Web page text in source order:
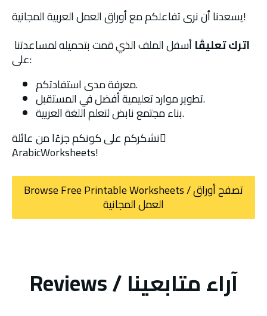
يسعدنا أن نرى تفاعلكم مع أوراق العمل العربية المجانية!
اترك تعليقًا
على:
معرفة مدى استفادتكم.
تطوير موارد تعليمية أفضل في المستقبل.
بناء مجتمع نابض لتعلم اللغة العربية.
نشكركم على كونكم جزءًا من عائلة
ِArabicWorksheets!
Browse Free Printable Worksheets / تصفح أوراق
العمل المجانية
Reviews / آراء متابعينا